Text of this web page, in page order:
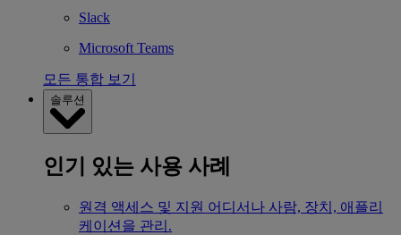
Slack
Microsoft Teams
모든 통합 보기
솔루션
인기 있는 사용 사례
원격 액세스 및 지원 어디서나 사람, 장치, 애플리
케이션을 관리.